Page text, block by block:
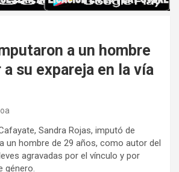
a un hombre
su expareja en la vía
Sandra Rojas, imputó de
un hombre de 29 años, como autor del
agravadas por el vínculo y por
género.